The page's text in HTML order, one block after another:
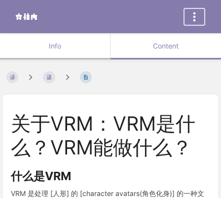
Info Content
关于VRM：VRM是什
么？VRM能做什么？
什么是VRM
VRM 是处理 [人形] 的 [character avatars(角色化身)] 的一种文